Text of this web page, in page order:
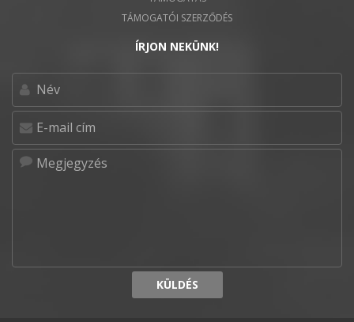
TÁMOGATÓI SZERZŐDÉS
ÍRJON NEKÜNK!
KÜLDÉS